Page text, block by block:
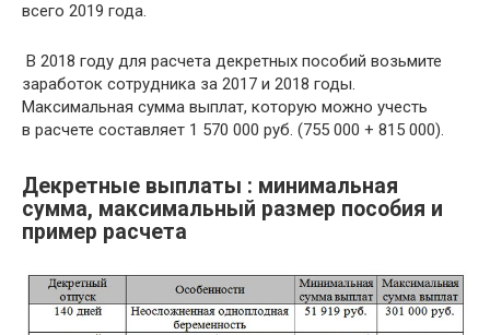
всего 2019 года.
В 2018 году для расчета декретных пособий возьмите
заработок сотрудника за 2017 и 2018 годы.
Максимальная сумма выплат, которую можно учесть
в расчете составляет 1 570 000 руб. (755 000 + 815 000).
Декретные выплаты : минимальная
сумма, максимальный размер пособия и
пример расчета